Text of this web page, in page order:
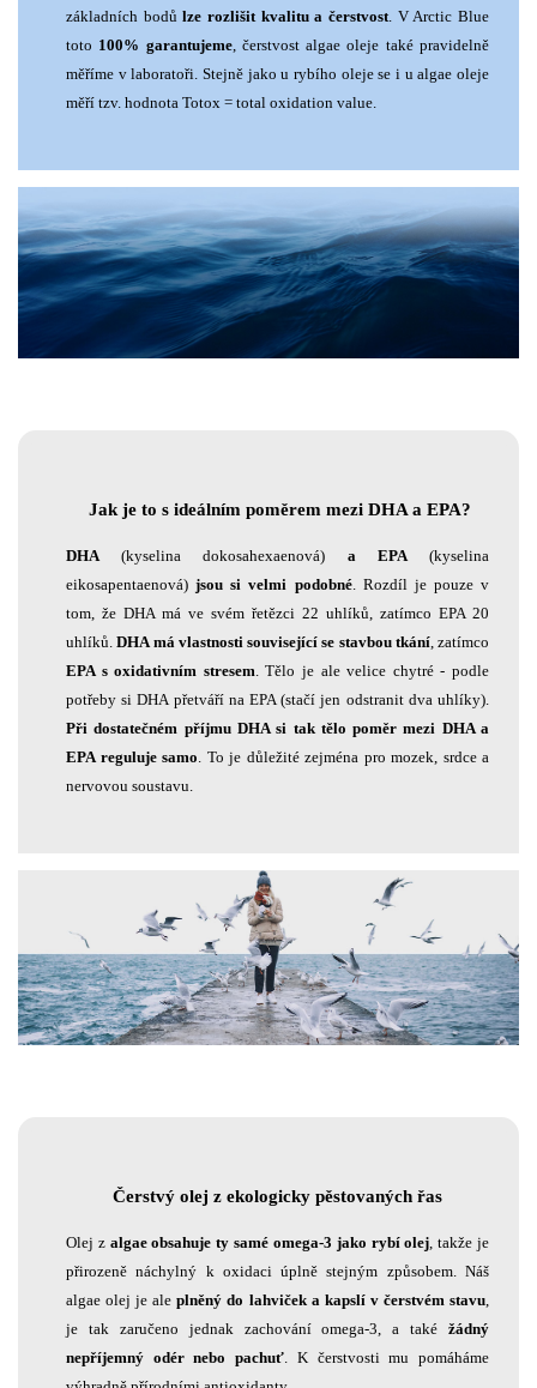
základních bodůlze rozlišit kvalitu a čerstvost. V Arctic Blue
toto 100% garantujeme, čerstvost algae oleje také pravidelně
měříme v laboratoři. Stejně jako u rybího oleje se i u algae oleje
měří tzv. hodnota Totox = total oxidation value.
Jak je to s ideálním poměrem mezi DHA a EPA?
DHA(kyselina dokosahexaenová) a EPA(kyselina
eikosapentaenová)jsou si velmi podobné. Rozdíl je pouze v
tom, že DHA má ve svém řetězci 22 uhlíků, zatímco EPA 20
uhlíků.DHA má vlastnosti související se stavbou tkání, zatímco
EPA s oxidativním stresem. Tělo je ale velice chytré - podle
potřeby si DHA přetváří na EPA (stačí jen odstranit dva uhlíky).
Při dostatečném příjmu DHA si tak tělo poměr mezi DHA a
EPA reguluje samo. To je důležité zejména pro mozek, srdce a
nervovou soustavu.
Čerstvý olej z ekologicky pěstovaných řas
Olej z algae obsahuje ty samé omega-3 jako rybí olej, takže je
přirozeně náchylný k oxidaci úplně stejným způsobem. Náš
algae olej je aleplněný do lahviček a kapslí v čerstvém stavu,
je tak zaručeno jednak zachování omega-3, a také žádný
nepříjemný odér nebo pachuť. K čerstvosti mu pomáháme